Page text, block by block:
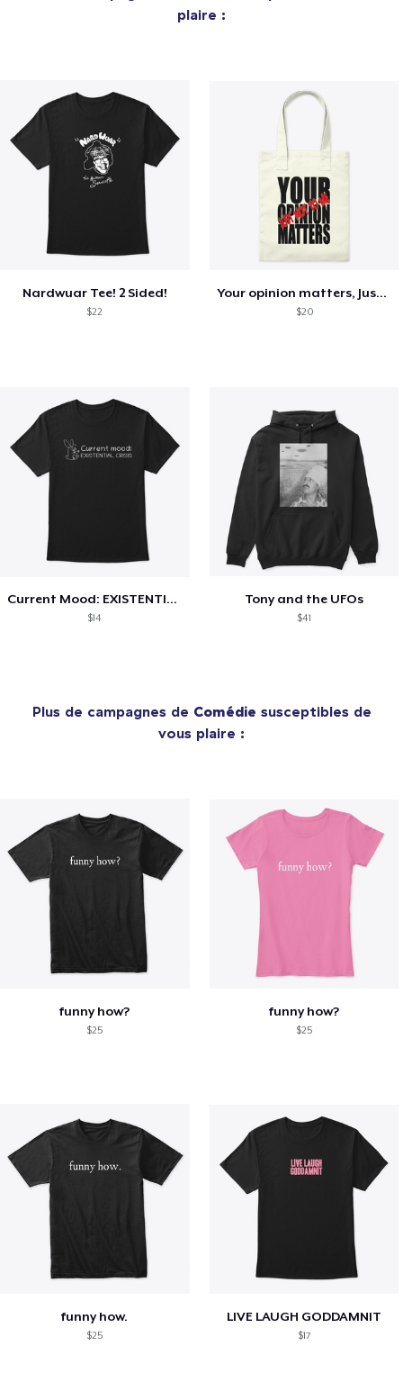
plaire :
Nardwuar Tee! 2 Sided!
$22
Your opinion matters, Just not to me!
$20
Current Mood: EXISTENTIAL CRISIS
$14
Tony and the UFOs
$41
Plus de campagnes de Comédie susceptibles de
vous plaire :
funny how?
$25
funny how?
$25
funny how.
$25
LIVE LAUGH GODDAMNIT
$17